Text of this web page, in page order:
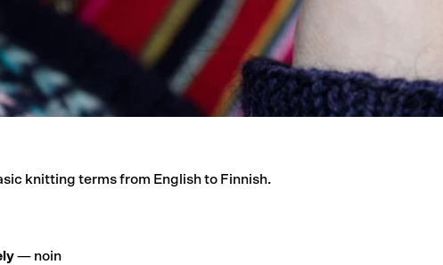
knitting terms from English to Finnish.
— noin